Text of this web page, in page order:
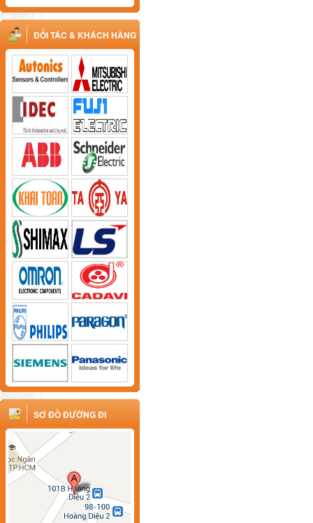
ĐỐI TÁC & KHÁCH HÀNG
SƠ ĐỒ ĐƯỜNG ĐI